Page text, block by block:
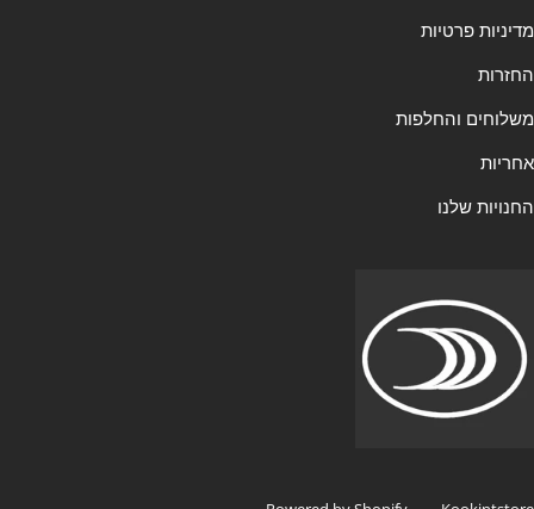
מדיניות פרטיות
החזרות
משלוחים והחלפות
אחריות
החנויות שלנו